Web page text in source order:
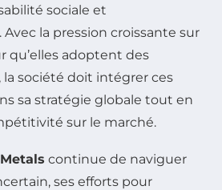
sociale et
la pression croissante sur
qu’elles adoptent des
la société doit intégrer ces
sa stratégie globale tout en
sur le marché.
continue de naviguer
ses efforts pour